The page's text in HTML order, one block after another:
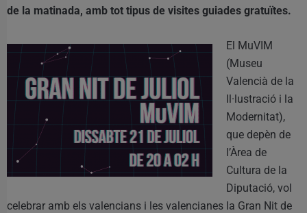
de la matinada, amb tot tipus de visites guiades gratuïtes.
El MuVIM
(Museu
Valencià de la
Il·lustració i la
Modernitat),
que depèn de
l’Àrea de
Cultura de la
Diputació, vol
celebrar amb els valencians i les valencianes la Gran Nit de